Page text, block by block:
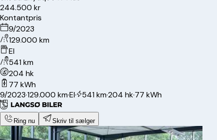
244.500 kr
Kontantpris
9/2023
129.000 km
El
541 km
204 hk
77 kWh
9/2023·129.000 km·El· 541 km·204 hk·77 kWh
Ring nu Skriv til sælger